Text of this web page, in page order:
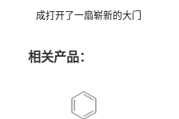
成打开了一扇崭新的大门
相关产品：